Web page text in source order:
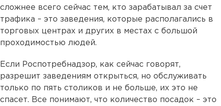
сложнее всего сейчас тем, кто зарабатывал за счет
трафика – это заведения, которые располагались в
торговых центрах и других в местах с большой
проходимостью людей.
Если Роспотребнадзор, как сейчас говорят,
разрешит заведениям открыться, но обслуживать
только по пять столиков и не больше, их это не
спасет. Все понимают, что количество посадок – это